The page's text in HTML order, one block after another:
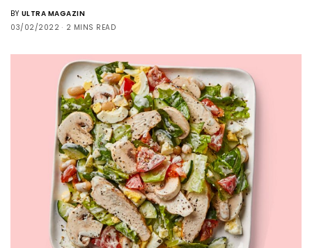
BY ULTRA MAGAZIN
03/02/2022
2 MINS READ